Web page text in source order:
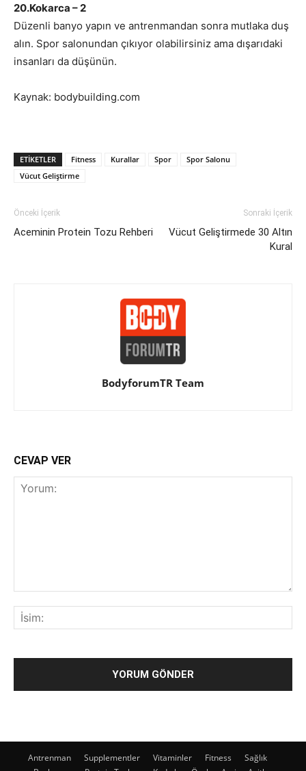
20.Kokarca – 2
Düzenli banyo yapın ve antrenmandan sonra mutlaka duş
alın. Spor salonundan çıkıyor olabilirsiniz ama dışarıdaki
insanları da düşünün.
Kaynak: bodybuilding.com
ETIKETLER Fitness Kurallar Spor
Spor Salonu
Vücut Geliştirme
Önceki İçerik
Aceminin Protein Tozu Rehberi
Sonraki İçerik
Vücut Geliştirmede 30 Altın
Kural
BodyforumTR Team
CEVAP VER
Antrenman Supplementler Vitaminler Fitness
Sağlık